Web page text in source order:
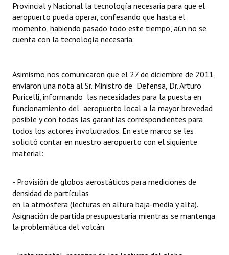
Provincial y Nacional la tecnología necesaria para que el
aeropuerto pueda operar, confesando que hasta el
momento, habiendo pasado todo este tiempo, aún no se
cuenta con la tecnología necesaria.
Asimismo nos comunicaron que el 27 de diciembre de 2011,
enviaron una nota al Sr. Ministro de Defensa, Dr. Arturo
Puricelli, informando las necesidades para la puesta en
funcionamiento del aeropuerto local a la mayor brevedad
posible y con todas las garantías correspondientes para
todos los actores involucrados. En este marco se les
solicitó contar en nuestro aeropuerto con el siguiente
material:
- Provisión de globos aerostáticos para mediciones de
densidad de partículas
en la atmósfera (lecturas en altura baja-media y alta).
Asignación de partida presupuestaria mientras se mantenga
la problemática del volcán.